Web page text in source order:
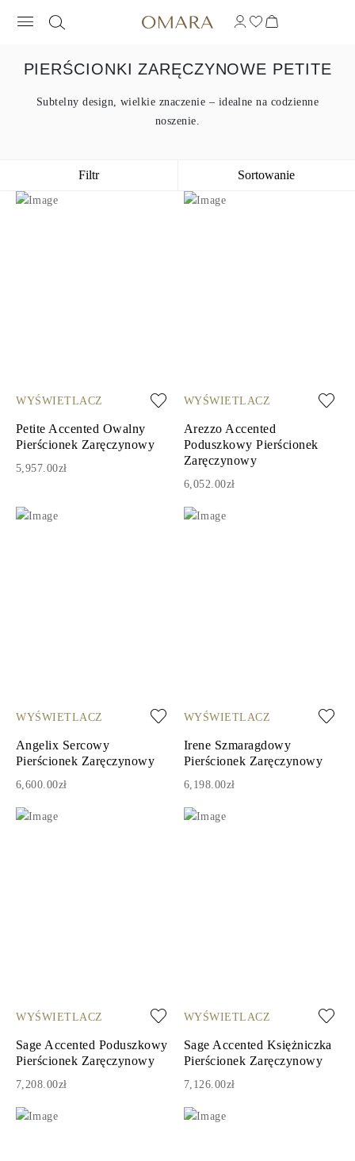
PIERŚCIONKI ZARĘCZYNOWE PETITE
Subtelny design, wielkie znaczenie – idealne na codzienne
noszenie.
Filtr Sortowanie
WYŚWIETLACZ
Petite Accented Owalny
Pierścionek Zaręczynowy
5,957.00zł
WYŚWIETLACZ
Arezzo Accented
Poduszkowy Pierścionek
Zaręczynowy
6,052.00zł
WYŚWIETLACZ
Angelix Sercowy
Pierścionek Zaręczynowy
6,600.00zł
WYŚWIETLACZ
Irene Szmaragdowy
Pierścionek Zaręczynowy
6,198.00zł
WYŚWIETLACZ
Sage Accented Poduszkowy
Pierścionek Zaręczynowy
7,208.00zł
WYŚWIETLACZ
Sage Accented Księżniczka
Pierścionek Zaręczynowy
7,126.00zł